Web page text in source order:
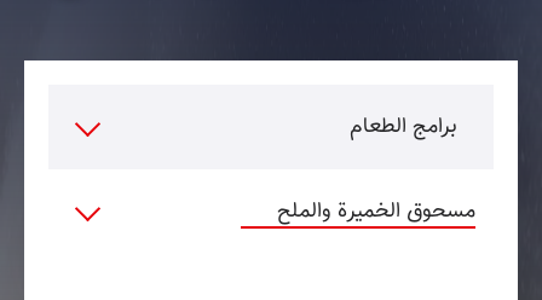
برامج الطعام
مسحوق الخميرة والملح